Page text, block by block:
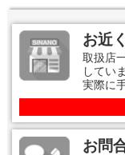
お近
取扱店
してい
実際に
お問